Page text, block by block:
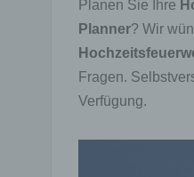
Planen Sie Ihre
Planner? Wir
Fragen.
Verfügung.